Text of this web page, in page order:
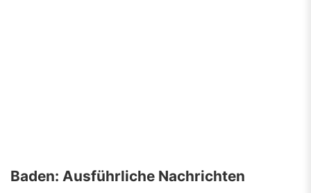
Baden: Ausführliche Nachrichten